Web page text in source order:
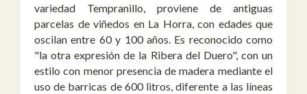
variedad Tempranillo, proviene de antiguas
parcelas de viñedos en La Horra, con edades que
oscilan entre 60 y 100 años. Es reconocido como
"la otra expresión de la Ribera del Duero", con un
estilo con menor presencia de madera mediante el
uso de barricas de 600 litros, diferente a las líneas